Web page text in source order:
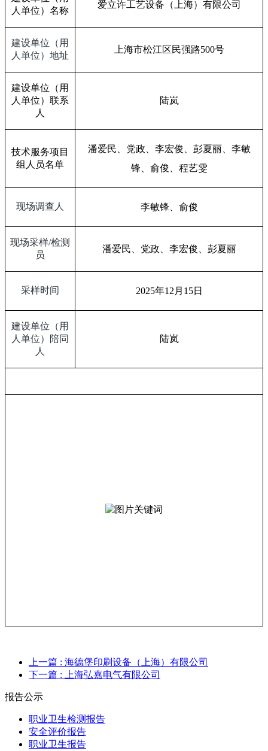
人单位）名称
爱立许工艺设备（上海）有限公司
建设单位（用
人单位）地址
上海市松江区民强路500号
建设单位（用
人单位）联系
人
陆岚
技术服务项目
组人员名单
潘爱民、党政、李宏俊、彭夏丽、李敏
锋、俞俊、程艺雯
现场调查人 李敏锋、俞俊
现场采样/检测
员
潘爱民、党政、李宏俊、彭夏丽
采样时间 2025年12 月 15日
建设单位（用
人单位）陪同
人
陆岚
上一篇 : 海德堡印刷设备（上海）有限公司
下一篇 : 上海弘嘉电气有限公司
报告公示
职业卫生检测报告
安全评价报告
职业卫生报告